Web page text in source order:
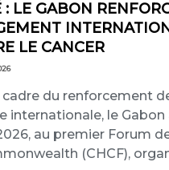
: LE GABON
LE CANCER
cadre du renforcement
internationale, le
au premier Forum
(CHCF),